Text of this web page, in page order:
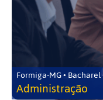
Formiga-MG •
Administração